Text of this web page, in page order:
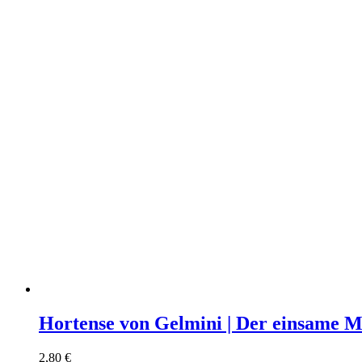
Hortense von Gelmini | Der einsame
2,80 €